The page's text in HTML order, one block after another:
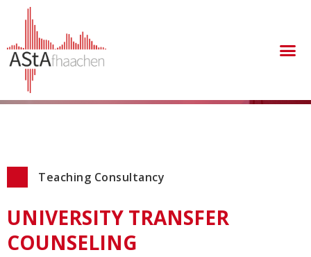
Teaching Consultancy
UNIVERSITY TRANSFER
COUNSELING